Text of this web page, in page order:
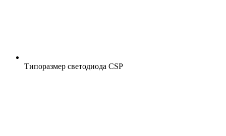
Типоразмер светодиода CSP